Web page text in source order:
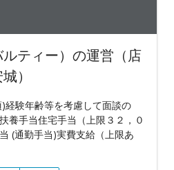
ティー）の運営（店
）
経験年齢等を考慮して面談の
養手当住宅手当（上限３２，０
(通勤手当)実費支給（上限あ